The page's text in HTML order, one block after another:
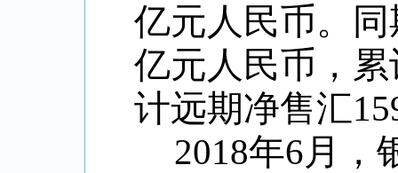
亿元人民币。
亿元人民币，
计远期净售汇
2018年6月，